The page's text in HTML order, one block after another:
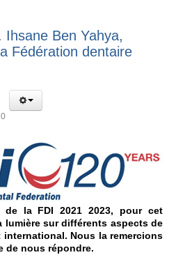
Ben Yahya,
Fédération dentaire
de la FDI 2021 2023, pour cet
lumière sur différents aspects de
Nous la remercions
de nous répondre.